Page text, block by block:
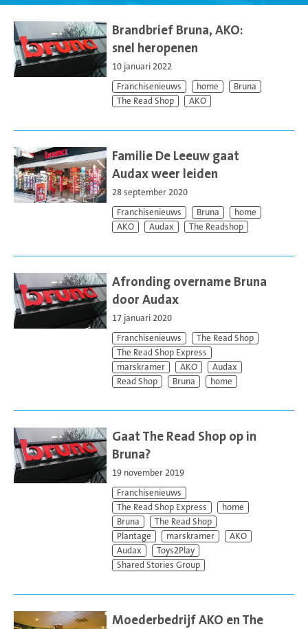
meer
Brandbrief Bruna, AKO:
snel heropenen
10 januari 2022
Franchisenieuws home
Bruna
The Read Shop
AKO
meer
Familie De Leeuw gaat
Audax weer leiden
28 september 2020
Franchisenieuws Bruna
home
AKO
Audax The Readshop
meer
Afronding overname Bruna
door Audax
17 januari 2020
Franchisenieuws
The Read Shop
The Read Shop Express
marskramer
AKO
Audax
Read Shop
Bruna home
meer
Gaat The Read Shop op in
Bruna?
19 november 2019
Franchisenieuws
The Read Shop Express
home
Bruna
The Read Shop
Plantage
marskramer
AKO
Audax
Toys2Play
Shared Stories Group
meer
Moederbedrijf AKO en The